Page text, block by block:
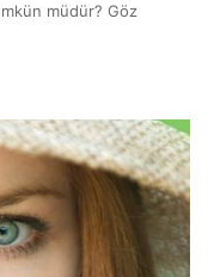
müdür? Göz